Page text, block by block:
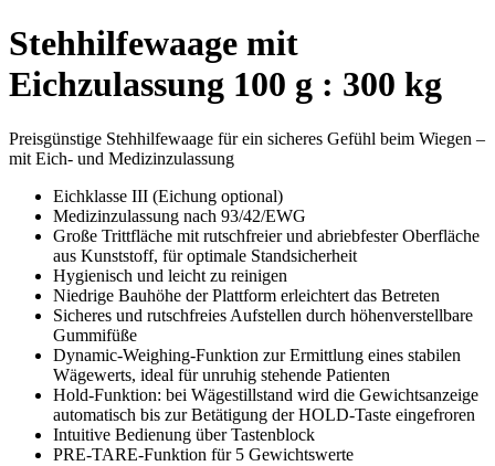
Stehhilfewaage mit
Eichzulassung 100 g : 300 kg
Preisgünstige Stehhilfewaage für ein sicheres Gefühl beim Wiegen –
mit Eich- und Medizinzulassung
Eichklasse III (Eichung optional)
Medizinzulassung nach 93/42/EWG
Große Trittfläche mit rutschfreier und abriebfester Oberfläche
aus Kunststoff, für optimale Standsicherheit
Hygienisch und leicht zu reinigen
Niedrige Bauhöhe der Plattform erleichtert das Betreten
Sicheres und rutschfreies Aufstellen durch höhenverstellbare
Gummifüße
Dynamic-Weighing-Funktion zur Ermittlung eines stabilen
Wägewerts, ideal für unruhig stehende Patienten
Hold-Funktion: bei Wägestillstand wird die Gewichtsanzeige
automatisch bis zur Betätigung der HOLD-Taste eingefroren
Intuitive Bedienung über Tastenblock
PRE-TARE-Funktion für 5 Gewichtswerte